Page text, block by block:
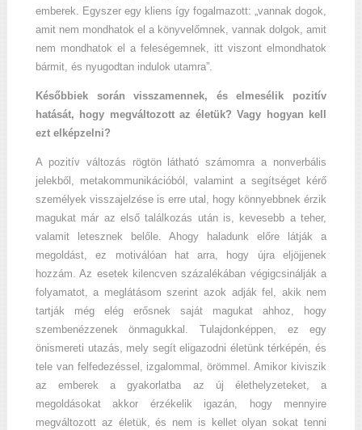
emberek. Egyszer egy kliens így fogalmazott: „vannak dogok,
amit nem mondhatok el a könyvelőmnek, vannak dolgok, amit
nem mondhatok el a feleségemnek, itt viszont elmondhatok
bármit, és nyugodtan indulok utamra”.
Későbbiek során visszamennek, és elmesélik pozitív
hatását, hogy megváltozott az életük? Vagy hogyan kell
ezt elképzelni?
A pozitív változás rögtön látható számomra a nonverbális
jelekből, metakommunikációból, valamint a segítséget kérő
személyek visszajelzése is erre utal, hogy könnyebbnek érzik
magukat már az első találkozás után is, kevesebb a teher,
valamit letesznek belőle. Ahogy haladunk előre látják a
megoldást, ez motiválóan hat arra, hogy újra eljöjjenek
hozzám. Az esetek kilencven százalékában végigcsinálják a
folyamatot, a meglátásom szerint azok adják fel, akik nem
tartják még elég erősnek saját magukat ahhoz, hogy
szembenézzenek önmagukkal. Tulajdonképpen, ez egy
önismereti utazás, mely segít eligazodni életünk térképén, és
tele van felfedezéssel, izgalommal, örömmel. Amikor kiviszik
az emberek a gyakorlatba az új élethelyzeteket, a
megoldásokat akkor érzékelik igazán, hogy mennyire
megváltozott az életük, és nem is kellet olyan sokat tenni